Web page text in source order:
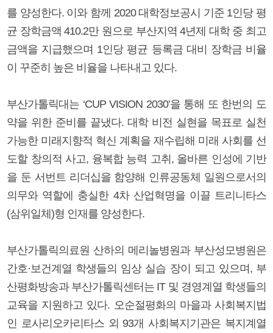
를 양성한다. 이와 함께 2020 대학정보공시 기준 1인당 평
균 장학금액 410.2만 원으로 부산지역 4년제 대학 중 최고
금액을 지급했으며 1인당 평균 등록금 대비 장학금 비율
이 꾸준히 높은 비율을 나타내고 있다.
부산가톨릭대는 ‘CUP VISION 2030’을 통해 또 한번의 도
약을 위한 준비를 끝냈다. 대학 비전 실현을 목표로 실천
가능한 미래지향적 혁신 계획을 재수립해 미래 사회를 선
도할 창의적 사고, 융복합 능력 고취, 올바른 인성에 기반
을 둔 서번트 리더십을 함양해 인류공동체 일원으로서의
의무와 역할에 충실한 4차 산업혁명을 이끌 트리니타스
(삼위일체)형 인재를 양성한다.
부산가톨릭의료원 산하의 메리놀병원과 부산성모병원은
간호·보건계열 학생들의 임상 실습 장이 되고 있으며, 부
산평화방송과 부산가톨릭센터는 IT 및 경영계열 학생들의
교육을 지원하고 있다. 오순절평화의 마을과 사회복지법
인 로사리오카리타스 외 93개 사회복지기관은 복지계열